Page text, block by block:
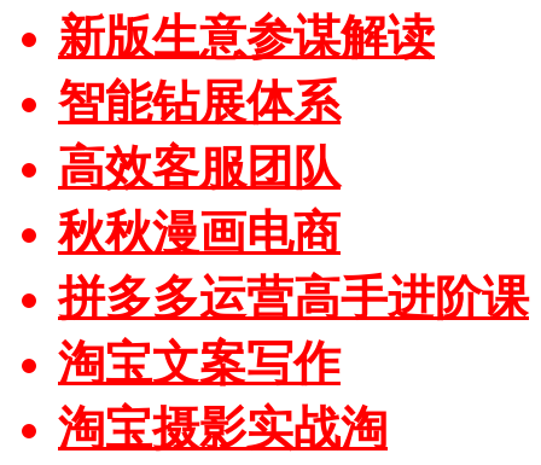
新版生意参谋解读
智能钻展体系
高效客服团队
秋秋漫画电商
拼多多运营高手进阶课
淘宝文案写作
淘宝摄影实战淘